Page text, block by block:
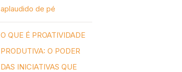
aplaudido de pé
O QUE É PROATIVIDADE
PRODUTIVA: O PODER
DAS INICIATIVAS QUE